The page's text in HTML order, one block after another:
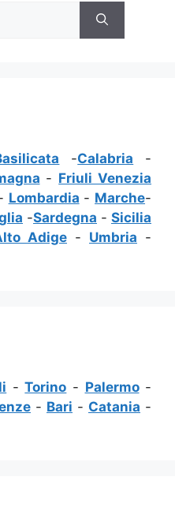
-Calabria -
- Friuli Venezia
Lombardia - Marche-
-Sardegna - Sicilia
Adige - Umbria -
-Torino - Palermo-
- Bari - Catania -